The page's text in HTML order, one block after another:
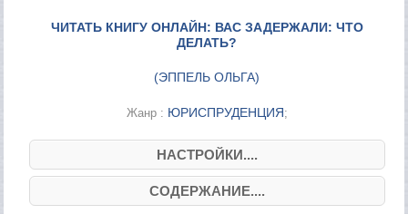
ЧИТАТЬ КНИГУ ОНЛАЙН: ВАС ЗАДЕРЖАЛИ: ЧТО
ДЕЛАТЬ?
(ЭППЕЛЬ ОЛЬГА)
Жанр : ЮРИСПРУДЕНЦИЯ;
НАСТРОЙКИ....
СОДЕРЖАНИЕ....